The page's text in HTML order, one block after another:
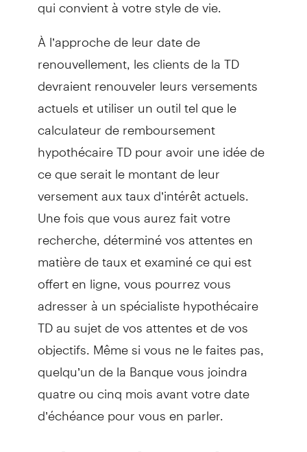
À l’approche de leur date de
renouvellement, les clients de la TD
devraient renouveler leurs versements
actuels et utiliser un outil tel que le
calculateur de remboursement
hypothécaire TD pour avoir une idée de
ce que serait le montant de leur
versement aux taux d’intérêt actuels.
Une fois que vous aurez fait votre
recherche, déterminé vos attentes en
matière de taux et examiné ce qui est
offert en ligne, vous pourrez vous
adresser à un spécialiste hypothécaire
TD au sujet de vos attentes et de vos
objectifs. Même si vous ne le faites pas,
quelqu’un de la Banque vous joindra
quatre ou cinq mois avant votre date
d’échéance pour vous en parler.